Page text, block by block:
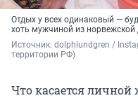
Отдых у всех одинаковый —
хоть мужчиной из норвежской
Источник: dolphlundgren /
территории РФ)
Что касается